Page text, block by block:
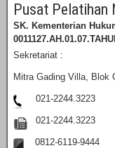
Pusat Pelatihan
SK. Kementerian
Sekretariat :
Mitra Gading Villa, Blok
021-2244.3223
021-2244.3223
0812-6119-9444